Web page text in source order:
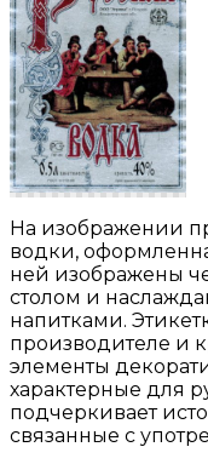
На изображении
водки,
ней изображены
столом и
напитками.
производителе и
элементы
характерные для
подчеркивает
связанные с